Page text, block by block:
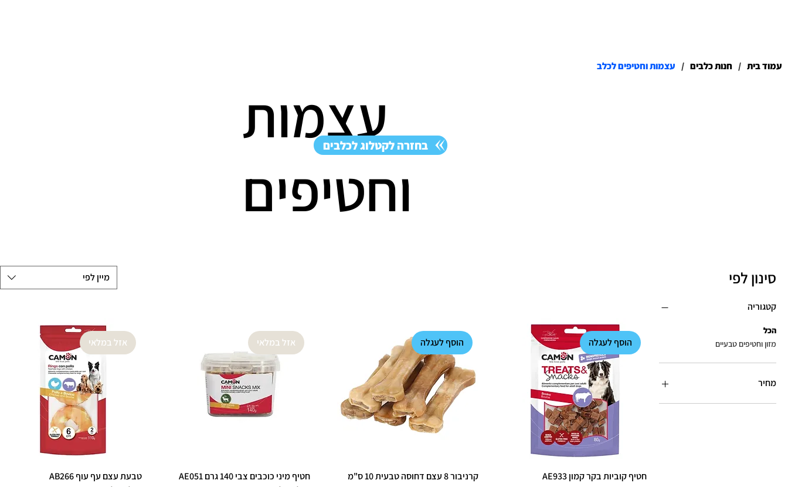
עצמות
וחטיפים
בחזרה לקטלוג לכלבים
עמוד בית / חנות כלבים / עצמות וחטיפים לכלב
סינון לפי
קטגוריה
הכל
מזון וחטיפים טבעיים
מחיר
מיין לפי
הוסף לעגלה
חטיף קוביות בקר קמון AE933
הוסף לעגלה
קרניבור 8 עצם דחוסה טבעית 10 ס"מ
אזל במלאי
חטיף מיני כוכבים צבי 140 גרם AE051
אזל במלאי
טבעת עצם עף עוף AB266